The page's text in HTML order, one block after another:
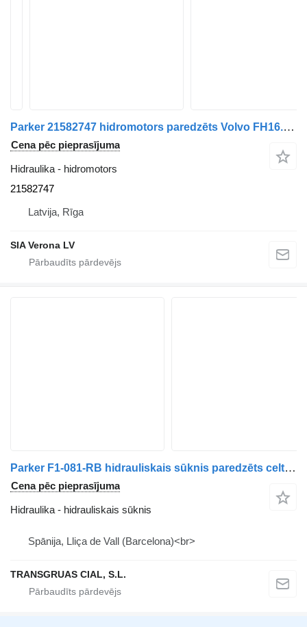
Parker 21582747 hidromotors paredzēts Volvo FH16.FH13,FH4 vilcēja
Cena pēc pieprasījuma
Hidraulika - hidromotors
21582747
Latvija, Rīga
SIA Verona LV
Parker F1-081-RB hidrauliskais sūknis paredzēts celtnis-manipulators
Cena pēc pieprasījuma
Hidraulika - hidrauliskais sūknis
Spānija, Lliça de Vall (Barcelona)<br>
TRANSGRUAS CIAL, S.L.